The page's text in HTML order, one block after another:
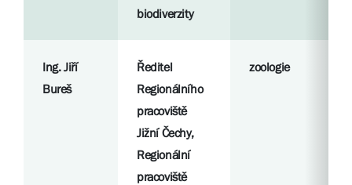
biodiverzity
Ing. Jiří
Bureš
Ředitel
Regionálního
pracoviště
Jižní Čechy,
Regionální
pracoviště
zoologie